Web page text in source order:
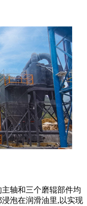
轴和三个磨辊部件均
泡在润滑油里,以实现